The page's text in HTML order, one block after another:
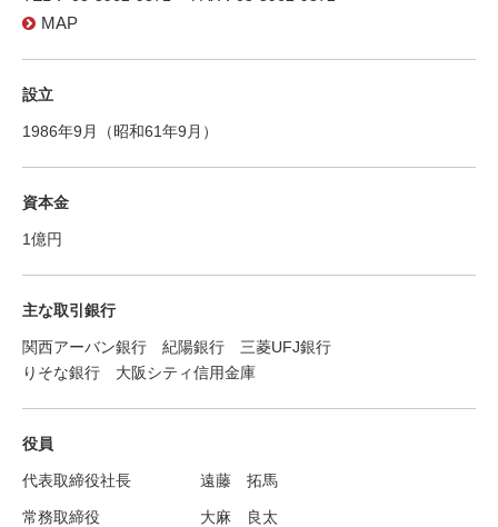
MAP
設立
1986年9月（昭和61年9月）
資本金
1億円
主な取引銀行
関西アーバン銀行 紀陽銀行 三菱UFJ銀行
りそな銀行 大阪シティ信用金庫
役員
代表取締役社長 遠藤 拓馬
常務取締役 大麻 良太